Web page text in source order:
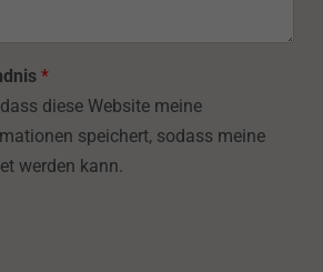
*
diese Website meine
speichert, sodass meine
werden kann.